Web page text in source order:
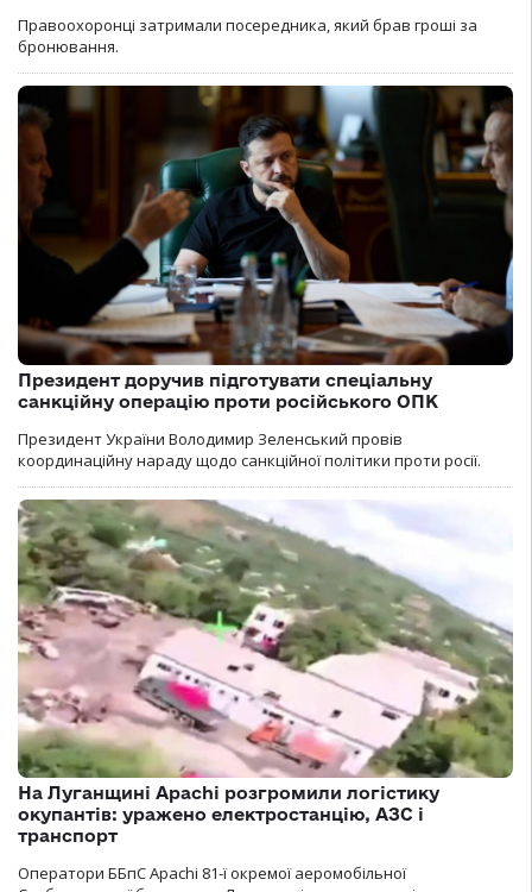
Правоохоронці затримали посередника, який брав гроші за
бронювання.
Президент доручив підготувати спеціальну
санкційну операцію проти російського ОПК
Президент України Володимир Зеленський провів
координаційну нараду щодо санкційної політики проти росії.
На Луганщині Apachi розгромили логістику
окупантів: уражено електростанцію, АЗС і
транспорт
Оператори ББпС Apachi 81-ї окремої аеромобільної